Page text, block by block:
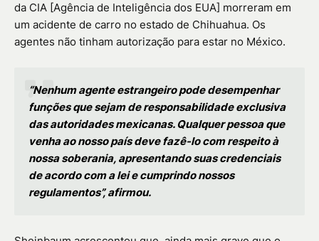
da CIA [Agência de Inteligência dos EUA] morreram em
um acidente de carro no estado de Chihuahua. Os
agentes não tinham autorização para estar no México.
“Nenhum agente estrangeiro pode desempenhar
funções que sejam de responsabilidade exclusiva
das autoridades mexicanas. Qualquer pessoa que
venha ao nosso país deve fazê-lo com respeito à
nossa soberania, apresentando suas credenciais
de acordo com a lei e cumprindo nossos
regulamentos”, afirmou.